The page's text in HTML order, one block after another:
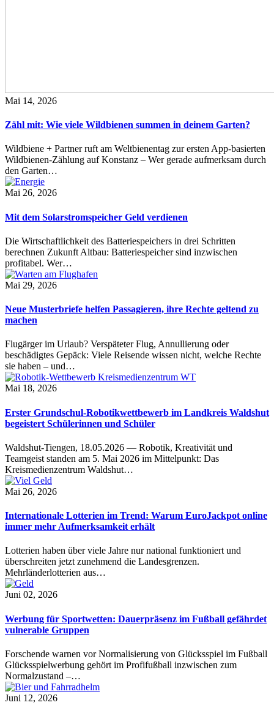
Mai 14, 2026
Zähl mit: Wie viele Wildbienen summen in deinem Garten?
Wildbiene + Partner ruft am Weltbienentag zur ersten App-basierten
Wildbienen-Zählung auf Konstanz – Wer gerade aufmerksam durch
den Garten…
Mai 26, 2026
Mit dem Solarstromspeicher Geld verdienen
Die Wirtschaftlichkeit des Batteriespeichers in drei Schritten
berechnen Zukunft Altbau: Batteriespeicher sind inzwischen
profitabel. Wer…
Mai 29, 2026
Neue Musterbriefe helfen Passagieren, ihre Rechte geltend zu
machen
Flugärger im Urlaub? Verspäteter Flug, Annullierung oder
beschädigtes Gepäck: Viele Reisende wissen nicht, welche Rechte
sie haben – und…
Mai 18, 2026
Erster Grundschul-Robotikwettbewerb im Landkreis Waldshut
begeistert Schülerinnen und Schüler
Waldshut-Tiengen, 18.05.2026 — Robotik, Kreativität und
Teamgeist standen am 5. Mai 2026 im Mittelpunkt: Das
Kreismedienzentrum Waldshut…
Mai 26, 2026
Internationale Lotterien im Trend: Warum EuroJackpot online
immer mehr Aufmerksamkeit erhält
Lotterien haben über viele Jahre nur national funktioniert und
überschreiten jetzt zunehmend die Landesgrenzen.
Mehrländerlotterien aus…
Juni 02, 2026
Werbung für Sportwetten: Dauerpräsenz im Fußball gefährdet
vulnerable Gruppen
Forschende warnen vor Normalisierung von Glücksspiel im Fußball
Glücksspielwerbung gehört im Profifußball inzwischen zum
Normalzustand –…
Juni 12, 2026